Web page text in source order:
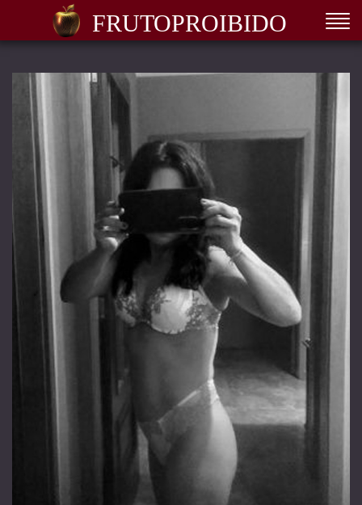
FRUTOPROIBIDO